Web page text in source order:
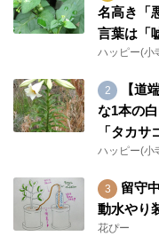
名高き「
言葉は「
ハッピー(
【道
な1本の
「タカサ
ハッピー(
留守
動水やり
花ぴー